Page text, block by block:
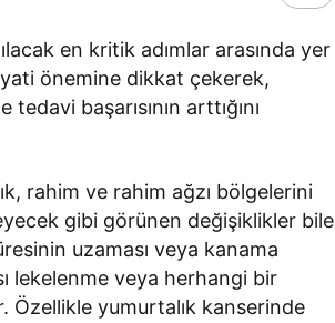
en kritik adımlar arasında yer
önemine dikkat çekerek,
başarısının arttığını
rahim ve rahim ağzı bölgelerini
gibi görünen değişiklikler bile
uzaması veya kanama
lekelenme veya herhangi bir
Özellikle yumurtalık kanserinde